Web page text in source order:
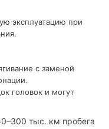
эксплуатацию при
с заменой
головок и могут
тыс. км пробега